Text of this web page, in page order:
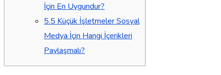
İçin En Uygundur?
5.5 Küçük İşletmeler Sosyal
Medya İçin Hangi İçerikleri
Paylaşmalı?